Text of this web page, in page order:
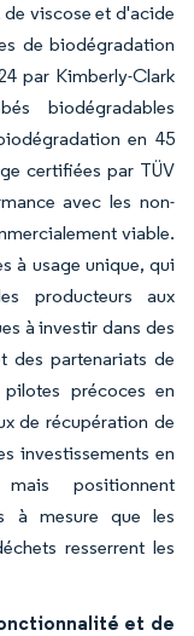
de viscose et d'acide
de biodégradation
par Kimberly-Clark
biodégradables
en 45
certifiées par TÜV
avec les non-
viable.
à usage unique, qui
producteurs aux
à investir dans des
des partenariats de
précoces en
de récupération de
investissements en
positionnent
à mesure que les
resserrent les
et de